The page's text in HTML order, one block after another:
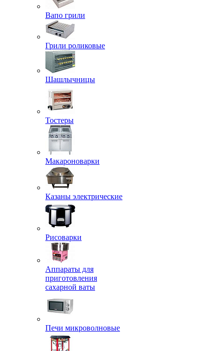
Вапо грили
Грили роликовые
Шашлычницы
Тостеры
Макароноварки
Казаны электрические
Рисоварки
Аппараты для
приготовления
сахарной ваты
Печи микроволновые